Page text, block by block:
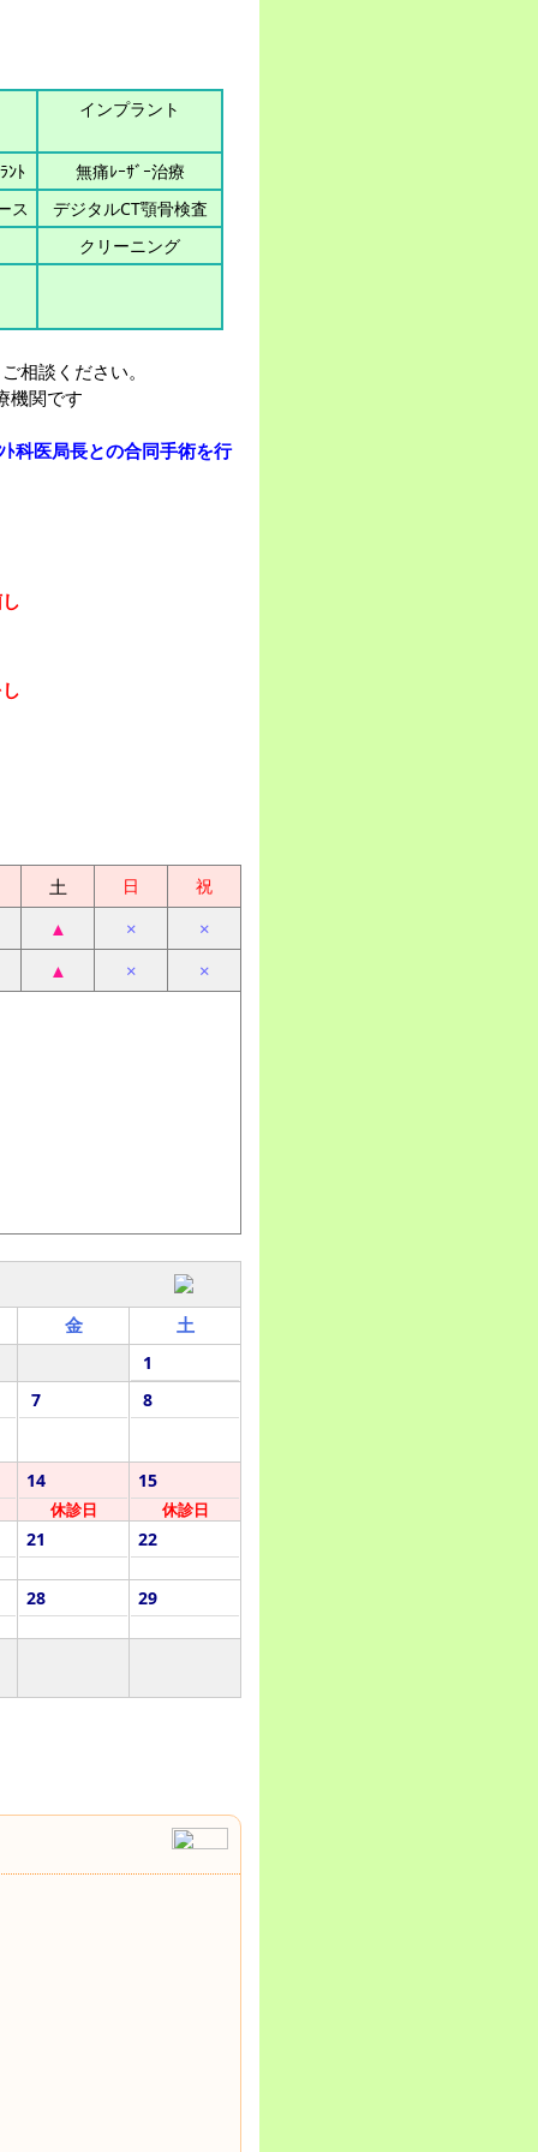
インプラント
ﾝﾄ
無痛ﾚｰｻﾞｰ治療
ス
デジタルCT顎骨検査
クリーニング
相談ください。
機関です
科医局長との合同手術を行
土 日 祝
▲ ×
×
▲
× ×
金 土
1
7
8
14
休診日
15
休診日
21 22
28 29